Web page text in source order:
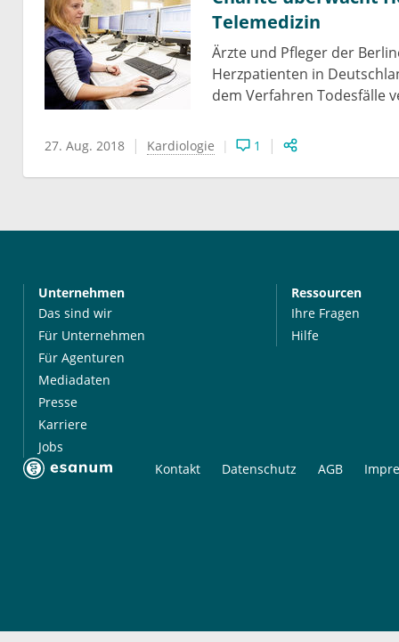
Telemedizin
Ärzte und Pfleger der
Herzpatienten in
dem Verfahren Todesfälle
27. Aug. 2018 Kardiologie 1
Unternehmen
Das sind wir
Für Unternehmen
Für Agenturen
Mediadaten
Presse
Karriere
Jobs
Ressourcen
Ihre Fragen
Hilfe
Kontakt Datenschutz AGB